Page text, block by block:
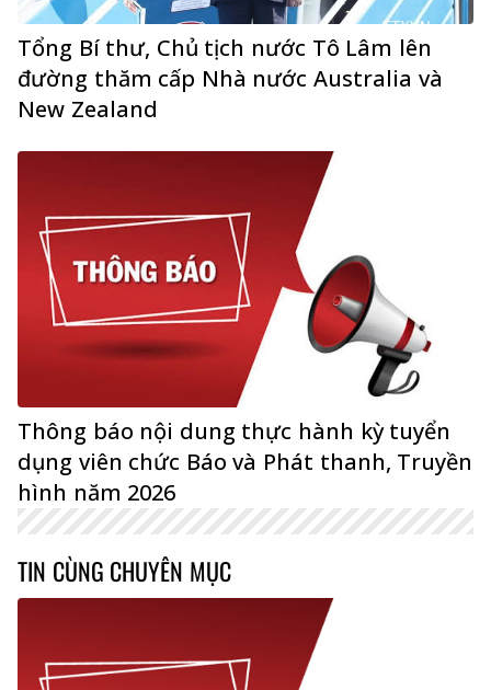
Tổng Bí thư, Chủ tịch nước Tô Lâm lên
đường thăm cấp Nhà nước Australia và
New Zealand
Thông báo nội dung thực hành kỳ tuyển
dụng viên chức Báo và Phát thanh, Truyền
hình năm 2026
TIN CÙNG CHUYÊN MỤC